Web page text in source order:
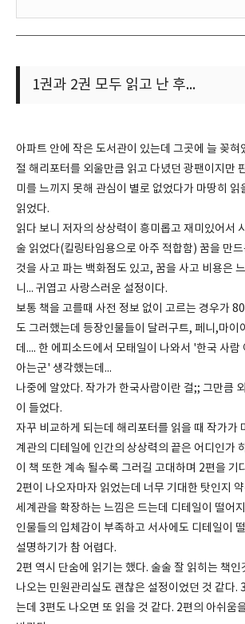
1권과 2권 모두 읽고 난 후...
아파트 안에 작은 도서관이 있는데 그곳에 늘 꽂혀
절 해리포터를 외울만큼 읽고 다녔던 광팬이지만
미를 느끼지 못해 관심이 별로 없었다가 마땅히 읽
읽었다.
읽다 보니 저자의 상상력이 흥미롭고 재미있어서
술 읽었다(킬링타임용으로 아주 적합함) 꿈을 만
것을 사고 파는 백화점도 있고, 꿈을 사고 비용은
니... 귀엽고 사랑스러운 설정이다.
보통 책을 고를때 사전 정보 없이 고르는 경우가
도 그러했는데 등장인물들이 달러구트, 페니,마이
데.... 한 에피소드에서 모태일이 나와서 '한국 사람
아는군' 생각했는데...
나중에 알았다. 작가가 한국사람이란 걸;; 그만큼
이 들었다.
자꾸 비교하게 되는데 해리포터를 읽을 때 작가가
계관의 디테일에 인간의 상상력의 끝은 어디인가
이 책 또한 계속 될수록 그러길 고대하며 2편을 기
2편이 나오자마자 읽었는데 너무 기대한 탓인지
세계관을 확장하는 느낌은 드는데 디테일이 떨어
인물들의 입체감이 부족하고 서사에도 디테일이
설명하기가 참 어렵다.
2편 역시 단숨에 읽기는 했다. 술술 잘 읽히는 책인
나오는 민원관리실도 괜찮은 설정이었던 것 같다.
는데 3편도 나오면 또 읽을 것 같다. 2편의 아쉬움